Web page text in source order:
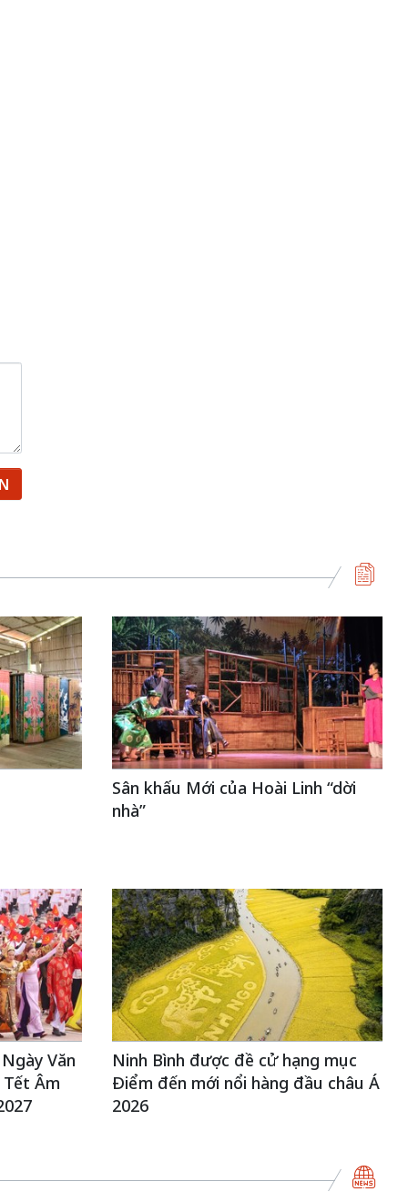
Sân khấu Mới của Hoài Linh “dời
nhà”
Văn
Âm
Ninh Bình được đề cử hạng mục
Điểm đến mới nổi hàng đầu châu Á
2026